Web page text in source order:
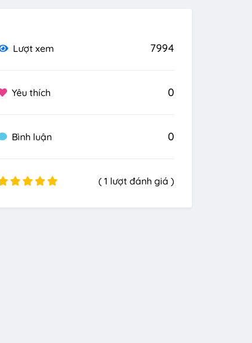
Lượt xem 7994
Yêu thích 0
Bình luận 0
( 1 lượt đánh giá )